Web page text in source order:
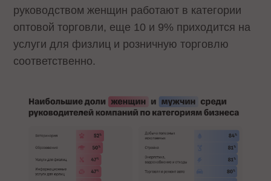
руководством женщин работают в категории
оптовой торговли, еще 10 и 9% приходится на
услуги для физлиц и розничную торговлю
соответственно.